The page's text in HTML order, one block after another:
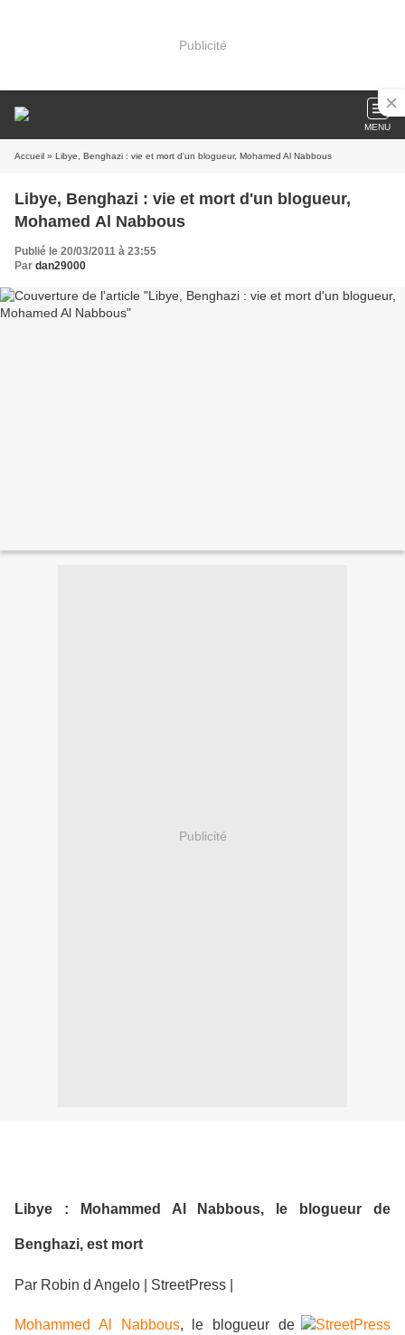
Publicité
MENU
Accueil » Libye, Benghazi : vie et mort d'un blogueur, Mohamed Al Nabbous
Libye, Benghazi : vie et mort d'un blogueur,
Mohamed Al Nabbous
Publié le 20/03/2011 à 23:55
Par dan29000
Publicité
Libye : Mohammed Al Nabbous, le blogueur de
Benghazi, est mort
Par Robin d Angelo | StreetPress |
Mohammed Al Nabbous, le blogueur de